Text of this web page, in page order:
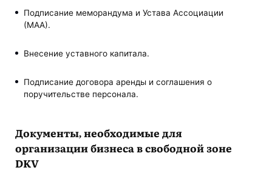
Подписание меморандума и Устава Ассоциации
(МАА).
Внесение уставного капитала.
Подписание договора аренды и соглашения о
поручительстве персонала.
Документы, необходимые для
организации бизнеса в свободной зоне
DKV